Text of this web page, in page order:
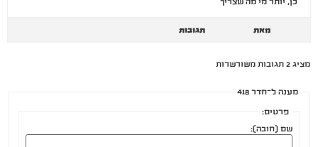
מאת תגובות
מציג 2 תגובות משורשרות
מענה ל־חדר 418
פרטים:
שם (חובה):